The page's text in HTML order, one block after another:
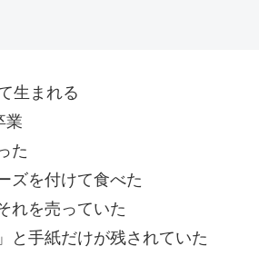
まれる
業
た
ズを付けて食べた
れを売っていた
手紙だけが残されていた